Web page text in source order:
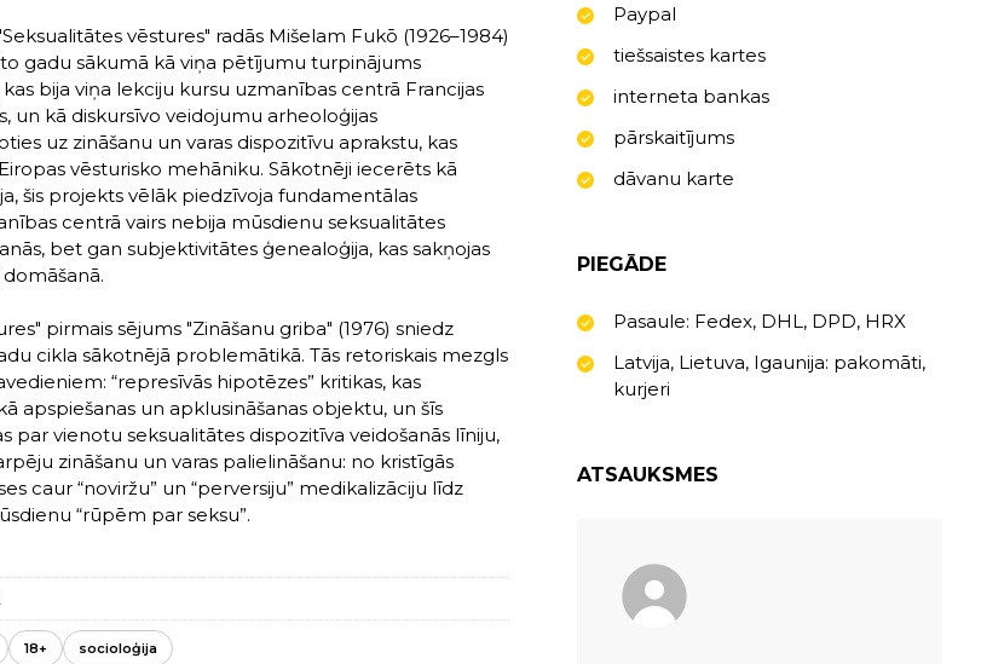
vēstures" radās Mišelam Fukō (1926–1984)
gadu sākumā kā viņa pētījumu turpinājums
bija viņa lekciju kursu uzmanības centrā Francijas
un kā diskursīvo veidojumu arheoloģijas
uz zināšanu un varas dispozitīvu aprakstu, kas
vēsturisko mehāniku. Sākotnēji iecerēts kā
šis projekts vēlāk piedzīvoja fundamentālas
centrā vairs nebija mūsdienu seksualitātes
bet gan subjektivitātes ģenealoģija, kas sakņojas
pirmais sējums "Zināšanu griba" (1976) sniedz
cikla sākotnējā problemātikā. Tās retoriskais mezgls
“represīvās hipotēzes” kritikas, kas
apspiešanas un apklusināšanas objektu, un šīs
par vienotu seksualitātes dispozitīva veidošanās līniju,
zināšanu un varas palielināšanu: no kristīgās
caur “noviržu” un “perversiju” medikalizāciju līdz
“rūpēm par seksu”.
18+ socioloģija
Paypal
tiešsaistes kartes
interneta bankas
pārskaitījums
dāvanu karte
PIEGĀDE
Pasaule: Fedex, DHL, DPD, HRX
Latvija, Lietuva, Igaunija: pakomāti,
kurjeri
ATSAUKSMES